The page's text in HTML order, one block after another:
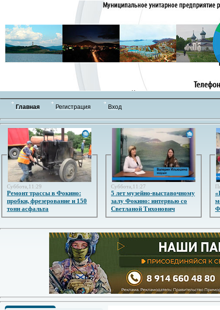
Главная Регистрация Вход
Суббота,11:29
Ремонт трассы в Фокино:
пробки, фрезерование и 150
тонн асфальта
Суббота,11:27
5 лет музейно-выставочному
залу Фокино: интервью со
Светланой Тихонович